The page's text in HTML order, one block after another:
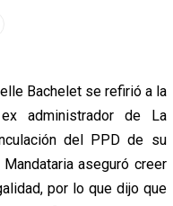
Bachelet se refirió a la
administrador de La
del PPD de su
aseguró creer
por lo que dijo que